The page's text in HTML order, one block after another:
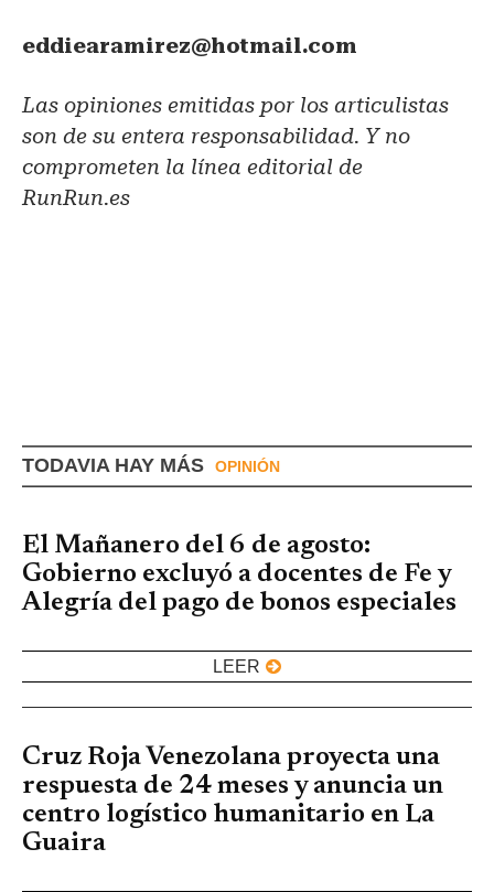
eddiearamirez@hotmail.com
Las opiniones emitidas por los articulistas
son de su entera responsabilidad. Y no
comprometen la línea editorial de
RunRun.es
TODAVIA HAY MÁS OPINIÓN
El Mañanero del 6 de agosto:
Gobierno excluyó a docentes de Fe y
Alegría del pago de bonos especiales
LEER
Cruz Roja Venezolana proyecta una
respuesta de 24 meses y anuncia un
centro logístico humanitario en La
Guaira